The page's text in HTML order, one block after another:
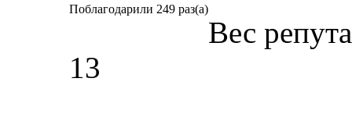
Поблагодарили 249 раз(а)
Вес
13